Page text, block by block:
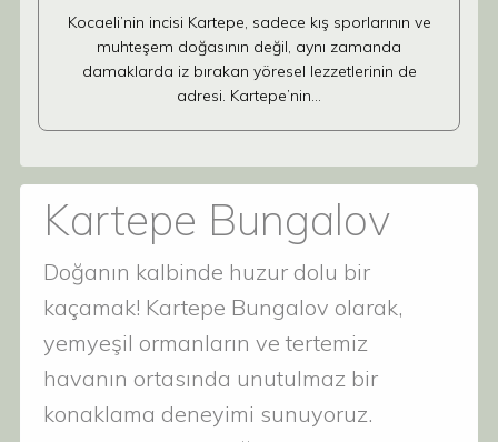
Kocaeli’nin incisi Kartepe, sadece kış sporlarının ve
muhteşem doğasının değil, aynı zamanda
damaklarda iz bırakan yöresel lezzetlerinin de
adresi. Kartepe’nin…
Kartepe Bungalov
Doğanın kalbinde huzur dolu bir
kaçamak! Kartepe Bungalov olarak,
yemyeşil ormanların ve tertemiz
havanın ortasında unutulmaz bir
konaklama deneyimi sunuyoruz.